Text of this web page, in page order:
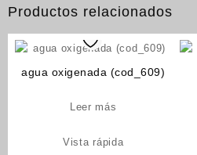
Productos relacionados
agua oxigenada (cod_609)
Leer más
Vista rápida